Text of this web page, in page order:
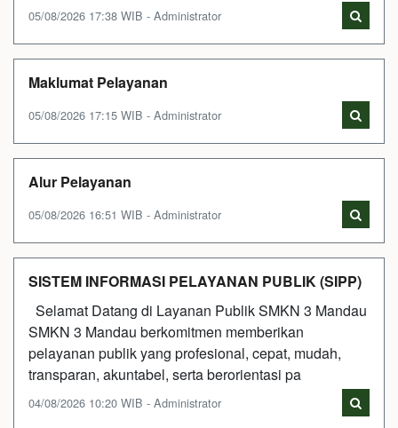
05/08/2026 17:38 WIB - Administrator
Maklumat Pelayanan
05/08/2026 17:15 WIB - Administrator
Alur Pelayanan
05/08/2026 16:51 WIB - Administrator
SISTEM INFORMASI PELAYANAN PUBLIK (SIPP)
Selamat Datang di Layanan Publik SMKN 3 Mandau
SMKN 3 Mandau berkomitmen memberikan
pelayanan publik yang profesional, cepat, mudah,
transparan, akuntabel, serta berorientasi pa
04/08/2026 10:20 WIB - Administrator